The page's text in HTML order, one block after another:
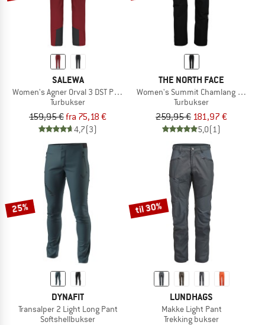
SALEWA
Women's Agner Orval 3 DST Pants
Turbukser
159,95 €fra 75,18 €
4,7(3)
THE NORTH FACE
Women's Summit Chamlang
Turbukser
259,95 € 181,97 €
5,0(1)
25%
DYNAFIT
Transalper 2 Light Long Pant
Softshellbukser
til 30%
LUNDHAGS
Makke Light Pant
Trekking bukser